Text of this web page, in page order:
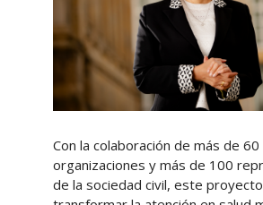
Con la colaboración de más de 60
organizaciones y más de 100
de la sociedad civil, este